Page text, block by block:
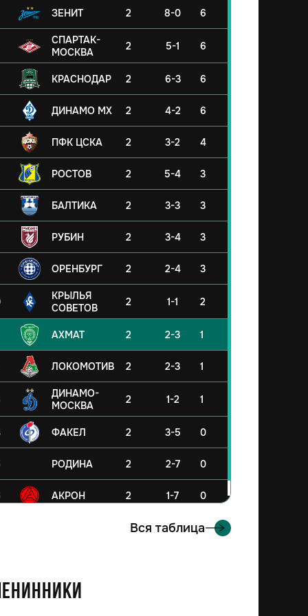
ЗЕНИТ 2 8-0 6
СПАРТАК-
МОСКВА
2 5-1 6
КРАСНОДАР 2 6-3 6
ДИНАМО МХ 2 4-2 6
ПФК ЦСКА 2 3-2 4
РОСТОВ 2 5-4 3
БАЛТИКА 2 3-3 3
РУБИН 2 3-4 3
ОРЕНБУРГ 2 2-4 3
КРЫЛЬЯ
СОВЕТОВ
2 1-1 2
АХМАТ 2 2-3 1
ЛОКОМОТИВ 2 2-3 1
ДИНАМО-
МОСКВА
2 1-2 1
ФАКЕЛ 2 3-5 0
РОДИНА 2 2-7 0
АКРОН 2 1-7 0
Вся таблица